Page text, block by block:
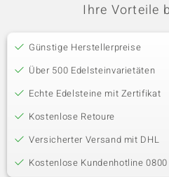
Ihre Vorteile
Günstige Herstellerpreise
Über 500 Edelsteinvarietäten
Echte Edelsteine mit Zertifikat
Kostenlose Retoure
Versicherter Versand mit DHL
Kostenlose Kundenhotline